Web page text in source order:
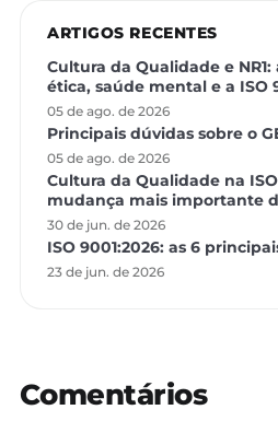
ARTIGOS RECENTES
Cultura da Qualidade e
ética, saúde mental e a ISO
05 de ago. de 2026
Principais dúvidas sobre o
05 de ago. de 2026
Cultura da Qualidade na ISO
mudança mais importante
30 de jun. de 2026
ISO 9001:2026: as 6
23 de jun. de 2026
Comentários